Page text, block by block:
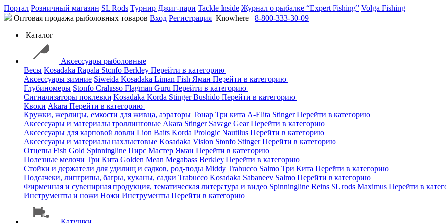
Портал Розничный магазин SL Rods Турнир Джиг-пари Tackle Inside Журнал о рыбалке “Expert Fishing” Volga Fishing
Оптовая продажа рыболовных товаров Вход Регистрация Knowhere
8-800-333-30-09
Каталог
Аксессуары рыболовные
Весы Kosadaka Rapala Stonfo Berkley Перейти в категорию
Аксессуары зимние Siweida Kosadaka Liman Fish Яман Перейти в категорию
Глубиномеры Stonfo Cralusso Flagman Guru Перейти в категорию
Сигнализаторы поклевки Kosadaka Korda StingerBushido Перейти в категорию
Квоки Akara Перейти в категорию
Кружки, жерлицы, емкости для живца, аэраторы Тонар Три кита A-Elita StingerПерейти в категорию
Аксессуары и материалы троллинговые Akara Stinger Savage GearПерейти в категорию
Аксессуары для карповой ловли Lion Baits Korda Prologic Nautilus Перейти в категорию
Аксессуары и материалы нахлыстовые Kosadaka Vision Stonfo StingerПерейти в категорию
Отцепы Fish Gold Spinningline Пирс Мастер Яман Перейти в категорию
Полезные мелочи Три Кита Golden Mean Megabass Berkley Перейти в категорию
Стойки и держатели для удилищ и садков, род-поды Middy Trabucco Salmo Три Кита Перейти в категорию
Подсачеки, липгрипы, багры, куканы, садки Trabucco Kosadaka Sabaneev Salmo Перейти в категорию
Фирменная и сувенирная продукция, тематическая литература и видео Spinningline Reins SL rods Maximus Перейти в
Инструменты и ножи Ножи Инструменты Перейти в категорию
Катушки